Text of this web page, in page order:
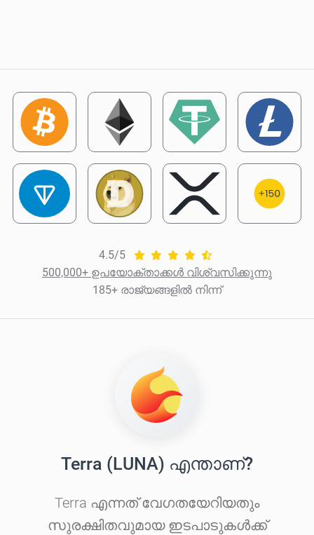
4.5/5
500,000+ ഉപയോക്താക്കൾ വിശ്വസിക്കുന്നു
185+ രാജ്യങ്ങളിൽ നിന്ന്
Terra (LUNA) എന്താണ്?
Terra എന്നത് വേഗതയേറിയതും
സുരക്ഷിതവുമായ ഇടപാടുകൾക്ക്